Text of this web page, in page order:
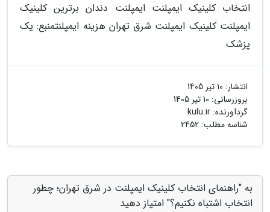
انتخاب کلینیک ایمپلنت ایمپلنت دندان برترین کلینیک
ایمپلنت کلینیک ایمپلنت شرق تهران هزینه ایمپلنتمنبع: یک
پزشک
انتشار: 10 تیر 1405
بروزرسانی: 10 تیر 1405
گردآورنده: kulu.ir
شناسه مطلب: 2452
به "راهنمای انتخاب کلینیک ایمپلنت در شرق تهران؛ چطور
انتخاب اشتباه نکنیم؟" امتیاز دهید